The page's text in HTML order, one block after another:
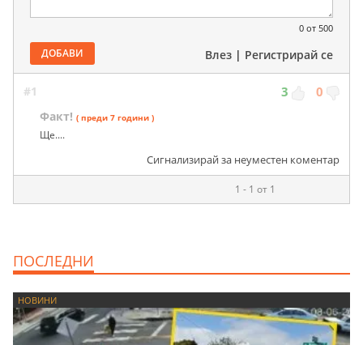
0 от 500
ДОБАВИ Влез | Регистрирай се
#1 3 0
Факт! ( преди 7 години )
Ще....
Сигнализирай за неуместен коментар
1 - 1 от 1
ПОСЛЕДНИ
НОВИНИ